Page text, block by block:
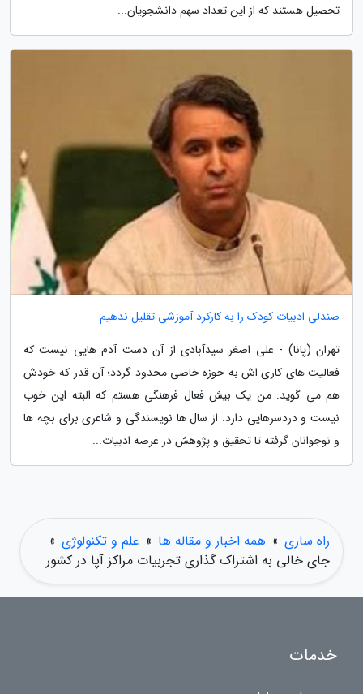
تحصیل هستند که از این تعداد سهم دانشجویان...
صندلی ادبیات کودک را به کارکرد آموزشی تقلیل ندهیم
تهران (پانا) - علی اصغر سیدآبادی از آن دست آدم هایی نیست که
فعالیت های کاری اش به حوزه خاصی محدود گردد؛ آن قدر که خودش
هم می گوید: من یک بیش فعال فرهنگی هستم که البته این خوب
نیست و دردسرهایی دارد. از سال ها نویسندگی و شاعری برای بچه ها
و نوجوانان گرفته تا تحقیق و پژوهش در عرصه ادبیات...
راه ساری » همه اخبار و مقاله ها » علم و تکنولوژی »
جای خالی به اشتراک گذاری تجربیات مراکز آپا در کشور
خدمات